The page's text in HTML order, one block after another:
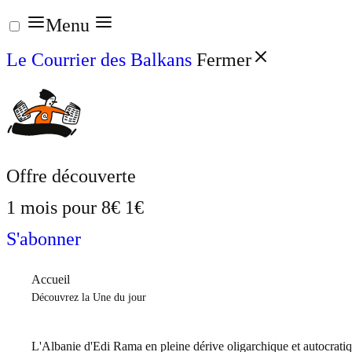
Aller
au
contenu
Menu
Le Courrier des Balkans Fermer
Offre découverte
1 mois pour 8€ 1€
S'abonner
Accueil
Découvrez la Une du jour
L'Albanie d'Edi Rama en pleine dérive oligarchique et